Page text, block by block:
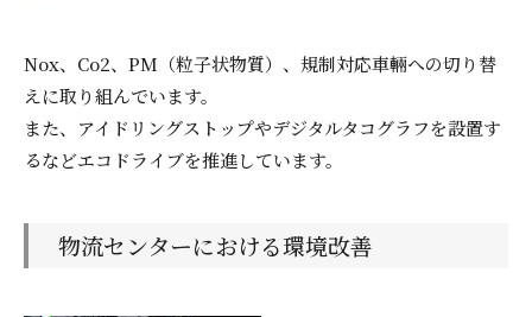
Nox、Co2、PM（粒子状物質）、規制対応車輛への切り替
えに取り組んでいます。
また、アイドリングストップやデジタルタコグラフを設置す
るなどエコドライブを推進しています。
物流センターにおける環境改善